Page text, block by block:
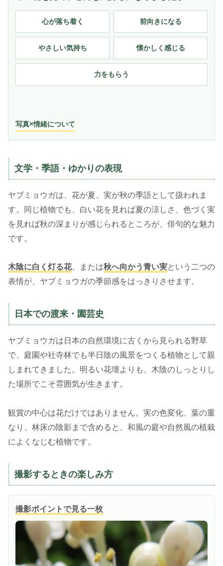
心が落ち着く 前向きになる
やさしい気持ち 懐かしく感じる
力をもらう
写真×情緒について
文学・季語・ゆかりの表現
ヤブミョウガは、花が夏、実が秋の季語として扱われま
す。同じ植物でも、白い花を見れば夏の涼しさ、色づく実
を見れば秋の深まりが感じられるところが、俳句的な魅力
です。
木陰に白く灯る花、または秋へ向かう青い実という二つの
表情が、ヤブミョウガの季節感をはっきりさせます。
日本での渡来・園芸史
ヤブミョウガは日本の自然環境に古くから見られる野草
で、庭園や社寺林でも半日陰の風景をつくる植物として親
しまれてきました。明るい花壇よりも、木陰のしっとりし
た場所でこそ雰囲気が生きます。
観賞の中心は花だけではありません。実の色変化、葉の重
なり、林床の陰影まで含めると、和風の庭や自然風の植栽
によくなじむ植物です。
撮影するときの楽しみ方
撮影ポイントで見る一枚